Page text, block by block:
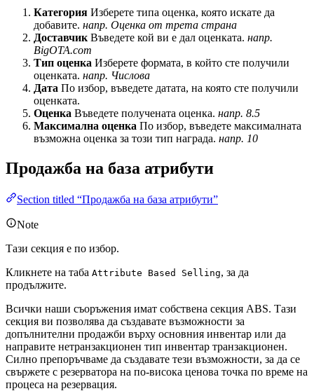
Категория Изберете типа оценка, която искате да
добавите. напр. Оценка от трета страна
Доставчик Въведете кой ви е дал оценката. напр.
BigOTA.com
Тип оценка Изберете формата, в който сте получили
оценката. напр. Числова
Дата По избор, въведете датата, на която сте получили
оценката.
Оценка Въведете получената оценка. напр. 8.5
Максимална оценка По избор, въведете максималната
възможна оценка за този тип награда. напр. 10
Продажба на база атрибути
Section titled “Продажба на база атрибути”
Note
Тази секция е по избор.
Кликнете на таба Attribute Based Selling, за да
продължите.
Всички наши съоръжения имат собствена секция ABS. Тази
секция ви позволява да създавате възможности за
допълнителни продажби върху основния инвентар или да
направите нетранзакционен тип инвентар транзакционен.
Силно препоръчваме да създавате тези възможности, за да се
свържете с резерватора на по-висока ценова точка по време на
процеса на резервация.